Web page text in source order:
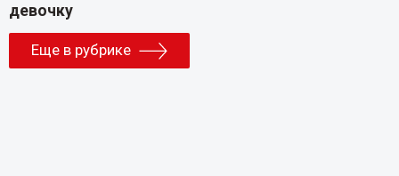
Еще в рубрике